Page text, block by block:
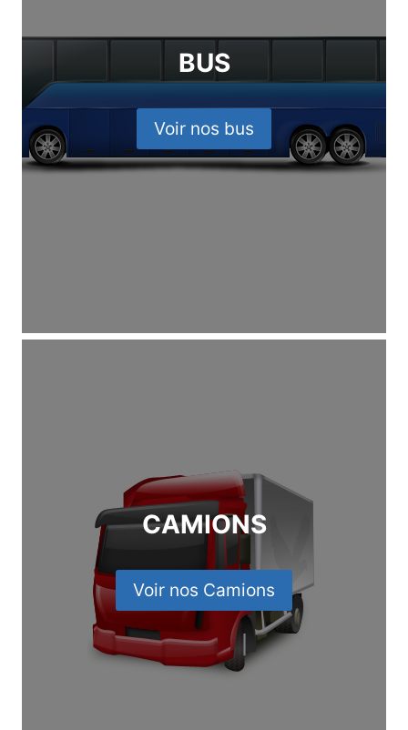
BUS
Voir nos bus
CAMIONS
Voir nos Camions